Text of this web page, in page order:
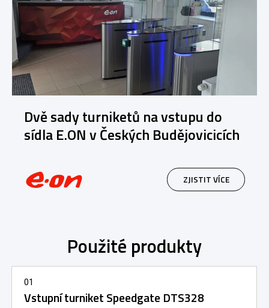
Dvě sady turniketů na vstupu do
sídla E.ON v Českých Budějovicicích
ZJISTIT VÍCE
Použité produkty
01
Vstupní turniket Speedgate DTS328